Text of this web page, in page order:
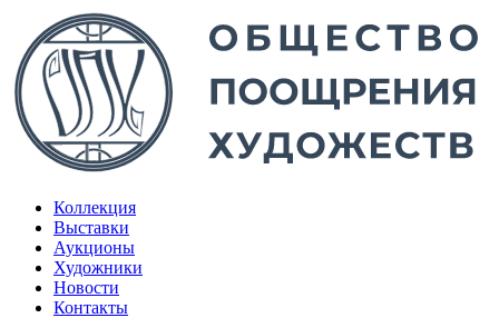
Коллекция
Выставки
Аукционы
Художники
Новости
Контакты